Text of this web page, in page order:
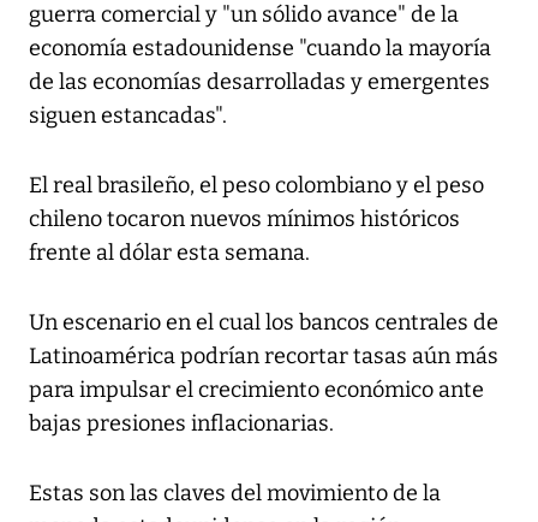
guerra comercial y "un sólido avance" de la
economía estadounidense "cuando la mayoría
de las economías desarrolladas y emergentes
siguen estancadas".
El real brasileño, el peso colombiano y el peso
chileno tocaron nuevos mínimos históricos
frente al dólar esta semana.
Un escenario en el cual los bancos centrales de
Latinoamérica podrían recortar tasas aún más
para impulsar el crecimiento económico ante
bajas presiones inflacionarias.
Estas son las claves del movimiento de la